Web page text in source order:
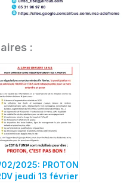
:
02/2025: PROTON
jeudi 13 février